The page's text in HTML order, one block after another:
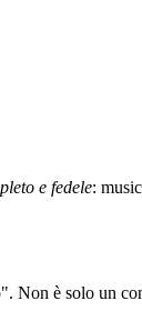
e fedele:
Non è solo un